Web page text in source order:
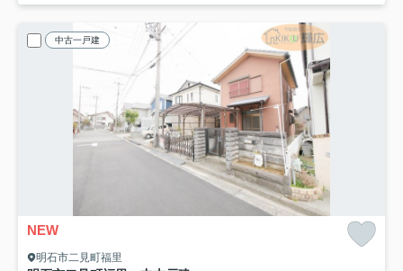
中古一戸建
NEW
明石市二見町福里